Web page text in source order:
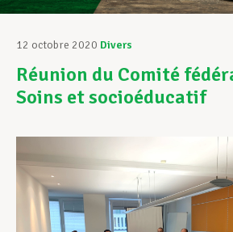
Assistance au Travail
Vos droits
Développement
12 octobre 2020 Divers
Réunion du Comité
Soins et socioéducatif